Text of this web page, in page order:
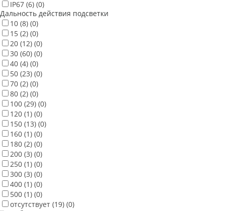
IP67 (6) (0)
Дальность действия подсветки
10 (8) (0)
15 (2) (0)
20 (12) (0)
30 (60) (0)
40 (4) (0)
50 (23) (0)
70 (2) (0)
80 (2) (0)
100 (29) (0)
120 (1) (0)
150 (13) (0)
160 (1) (0)
180 (2) (0)
200 (3) (0)
250 (1) (0)
300 (3) (0)
400 (1) (0)
500 (1) (0)
отсутствует (19) (0)